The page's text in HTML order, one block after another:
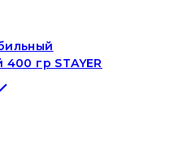
гр STAYER